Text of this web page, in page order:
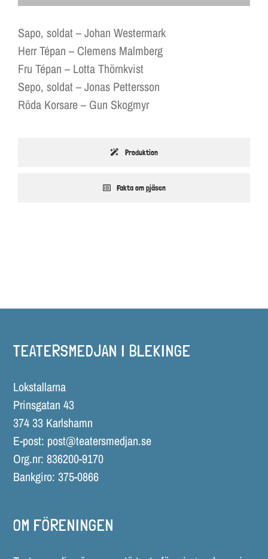
Sapo, soldat – Johan Westermark
Herr Tépan – Clemens Malmberg
Fru Tépan – Lotta Thörnkvist
Sepo, soldat – Jonas Pettersson
Röda Korsare – Gun Skogmyr
Produktion
Fakta om pjäsen
TEATERSMEDJAN I BLEKINGE
Lokstallarna
Prinsgatan 43
374 33 Karlshamn
E-post: post@teatersmedjan.se
Org.nr: 836200-9170
Bankgiro: 375-0866
OM FÖRENINGEN